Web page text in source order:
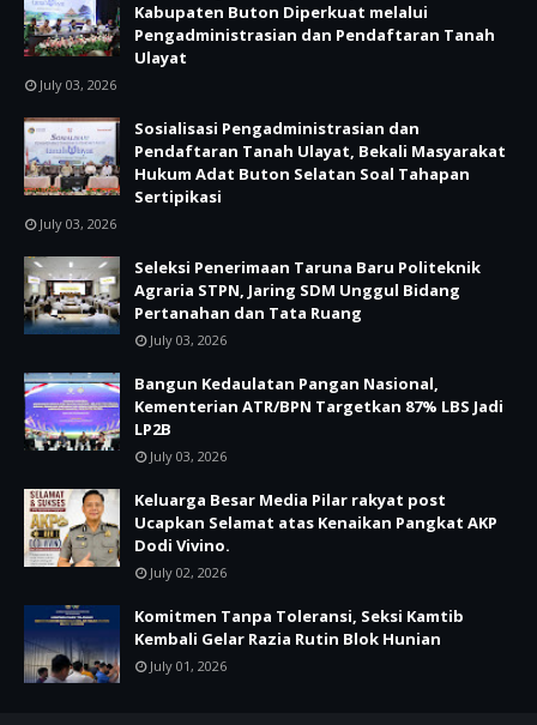
Kabupaten Buton Diperkuat melalui
Pengadministrasian dan Pendaftaran Tanah
Ulayat
July 03, 2026
Sosialisasi Pengadministrasian dan
Pendaftaran Tanah Ulayat, Bekali Masyarakat
Hukum Adat Buton Selatan Soal Tahapan
Sertipikasi
July 03, 2026
Seleksi Penerimaan Taruna Baru Politeknik
Agraria STPN, Jaring SDM Unggul Bidang
Pertanahan dan Tata Ruang
July 03, 2026
Bangun Kedaulatan Pangan Nasional,
Kementerian ATR/BPN Targetkan 87% LBS Jadi
LP2B
July 03, 2026
Keluarga Besar Media Pilar rakyat post
Ucapkan Selamat atas Kenaikan Pangkat AKP
Dodi Vivino.
July 02, 2026
Komitmen Tanpa Toleransi, Seksi Kamtib
Kembali Gelar Razia Rutin Blok Hunian
July 01, 2026